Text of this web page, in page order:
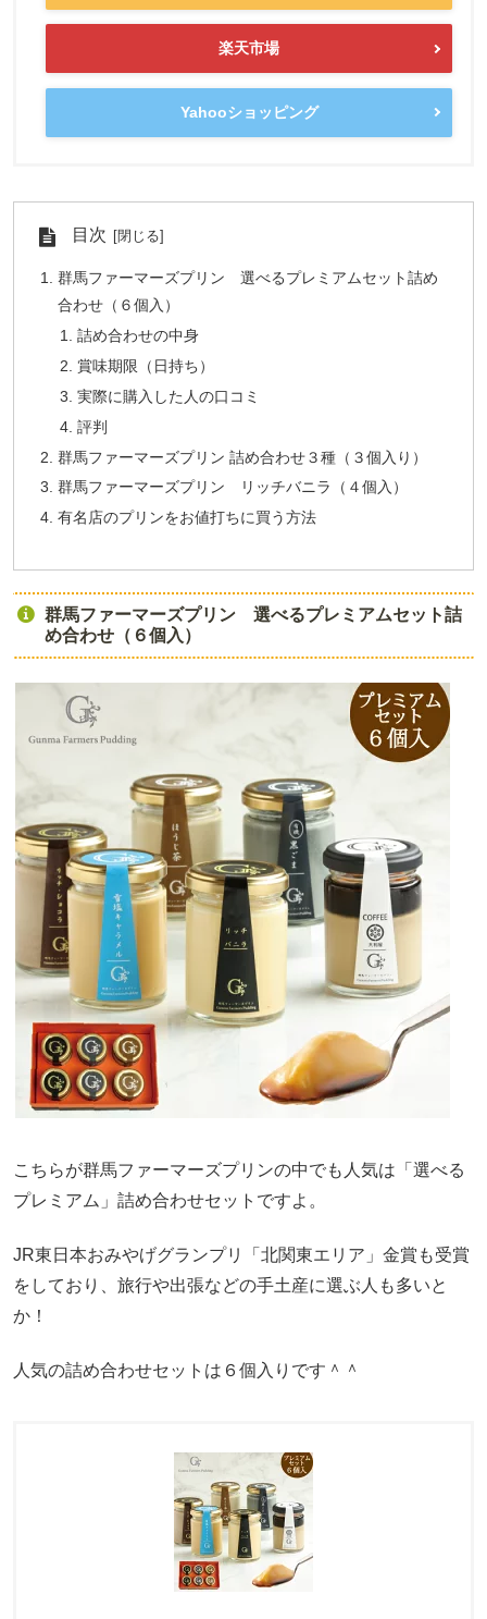
楽天市場
Yahooショッピング
目次
群馬ファーマーズプリン 選べるプレミアムセット詰め
合わせ（６個入）
詰め合わせの中身
賞味期限（日持ち）
実際に購入した人の口コミ
評判
群馬ファーマーズプリン 詰め合わせ３種（３個入り）
群馬ファーマーズプリン リッチバニラ（４個入）
有名店のプリンをお値打ちに買う方法
群馬ファーマーズプリン 選べるプレミアムセット詰
め合わせ（６個入）
こちらが群馬ファーマーズプリンの中でも人気は「選べる
プレミアム」詰め合わせセットですよ。
JR東日本おみやげグランプリ「北関東エリア」金賞も受賞
をしており、旅行や出張などの手土産に選ぶ人も多いと
か！
人気の詰め合わせセットは６個入りです＾＾